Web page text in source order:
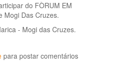
do FÒRUM EM
Mogi Das Cruzes.
- Mogi das Cruzes.
para postar comentários